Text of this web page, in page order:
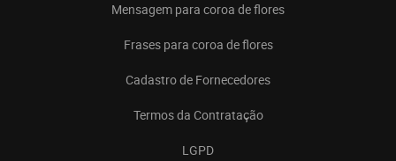
Mensagem para coroa de flores
Frases para coroa de flores
Cadastro de Fornecedores
Termos da Contratação
LGPD